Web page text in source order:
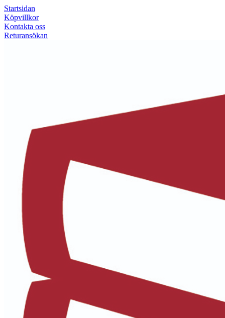
Startsidan
Köpvillkor
Kontakta oss
Returansökan